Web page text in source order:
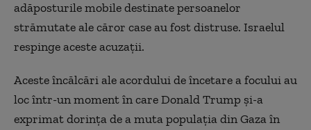
adăposturile mobile destinate persoanelor
strămutate ale căror case au fost distruse. Israelul
respinge aceste acuzaţii.
Aceste încălcări ale acordului de încetare a focului au
loc într-un moment în care Donald Trump şi-a
exprimat dorinţa de a muta populaţia din Gaza în